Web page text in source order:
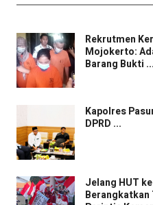
Rekrutmen
Mojokerto:
Barang Bukti ...
Kapolres
DPRD ...
Jelang HUT
Berangkatkan